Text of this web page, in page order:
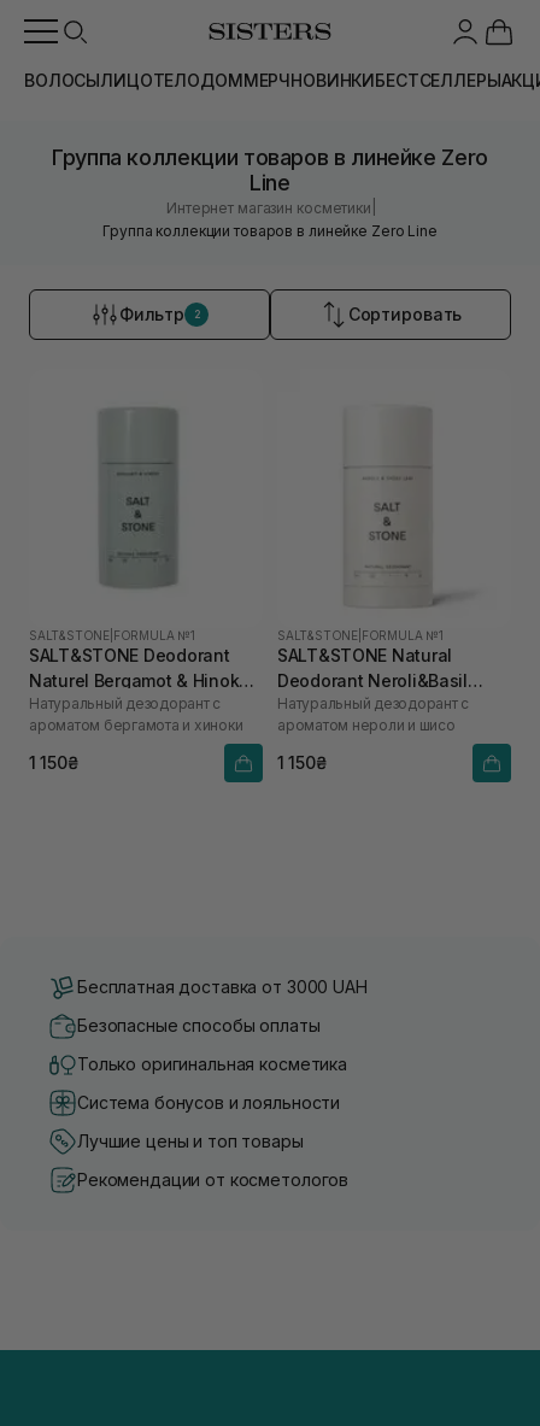
ВОЛОСЫЛИЦОТЕЛОДОММЕРЧНОВИНКИБЕСТСЕЛЛЕРЫ
Группа коллекции товаров в линейке Zero
Line
Интернет магазин косметики
Группа коллекции товаров в линейке Zero Line
Фильтр 2 Сортировать
SALT&STONE FORMULA №1
SALT&STONE Deodorant
Naturel Bergamot & Hinoka
Formula №1 75 г
Натуральный дезодорант с
ароматом бергамота и хиноки
1 150₴
SALT&STONE FORMULA №1
SALT&STONE Natural
Deodorant Neroli&Basil
Formula №1
Натуральный дезодорант с
ароматом нероли и шисо
1 150₴
Бесплатная доставка от 3000 UAH
Безопасные способы оплаты
Только оригинальная косметика
Система бонусов и лояльности
Лучшие цены и топ товары
Рекомендации от косметологов